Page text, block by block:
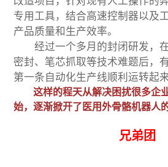
专用工具，结合高速控制器以及
产品质量和生产效率。
经过一个多月的封闭研发，
密封、笔芯抓取等技术难题后，
第一条自动化生产线顺利运转起来
这样的程天从解决困扰很多企
始，逐渐掀开了医用外骨骼机器人
兄弟团